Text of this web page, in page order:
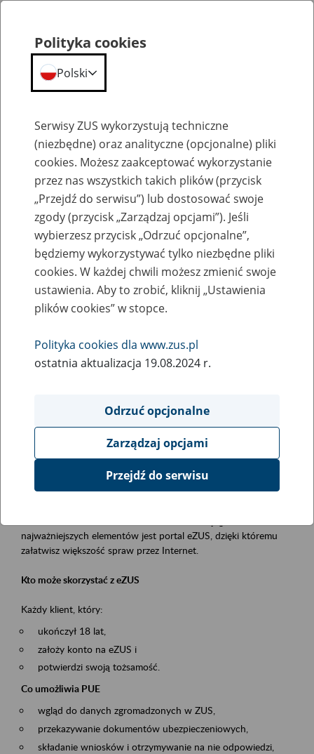
Szkolenia
Zaproś ZUS do siebie - zakładanie profili
eZUS w siedzibie Twojej firmy
Rodzaj wydarzenia
Szkolenia
Obszar merytoryczny
obsługa klientów
Opis wydarzenia
Platforma Usług Elektronicznych ZUS eZUS
najważniejszych elementów jest portal eZUS, dzięki któremu
załatwisz większość spraw przez Internet.
Kto może skorzystać z eZUS
Każdy klient, który:
ukończył 18 lat,
założy konto na eZUS i
potwierdzi swoją tożsamość.
Co umożliwia PUE
wgląd do danych zgromadzonych w ZUS,
przekazywanie dokumentów ubezpieczeniowych,
składanie wniosków i otrzymywanie na nie odpowiedzi,
Polityka cookies
Polski
Serwisy ZUS wykorzystują techniczne
(niezbędne) oraz analityczne (opcjonalne) pliki
cookies. Możesz zaakceptować wykorzystanie
przez nas wszystkich takich plików (przycisk
„Przejdź do serwisu”) lub dostosować swoje
zgody (przycisk „Zarządzaj opcjami”). Jeśli
wybierzesz przycisk „Odrzuć opcjonalne”,
będziemy wykorzystywać tylko niezbędne pliki
cookies. W każdej chwili możesz zmienić swoje
ustawienia. Aby to zrobić, kliknij „Ustawienia
plików cookies” w stopce.
Polityka cookies dla www.zus.pl
ostatnia aktualizacja 19.08.2024 r.
Odrzuć opcjonalne
Zarządzaj opcjami
Przejdź do serwisu